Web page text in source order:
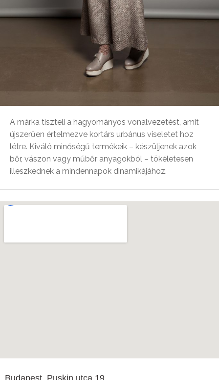
A márka tiszteli a hagyományos vonalvezetést, amit
újszerűen értelmezve kortárs urbánus viseletet hoz
létre. Kiváló minőségű termékeik – készüljenek azok
bőr, vászon vagy műbőr anyagokból – tökéletesen
illeszkednek a mindennapok dinamikájához.
Budapest, Puskin utca 19